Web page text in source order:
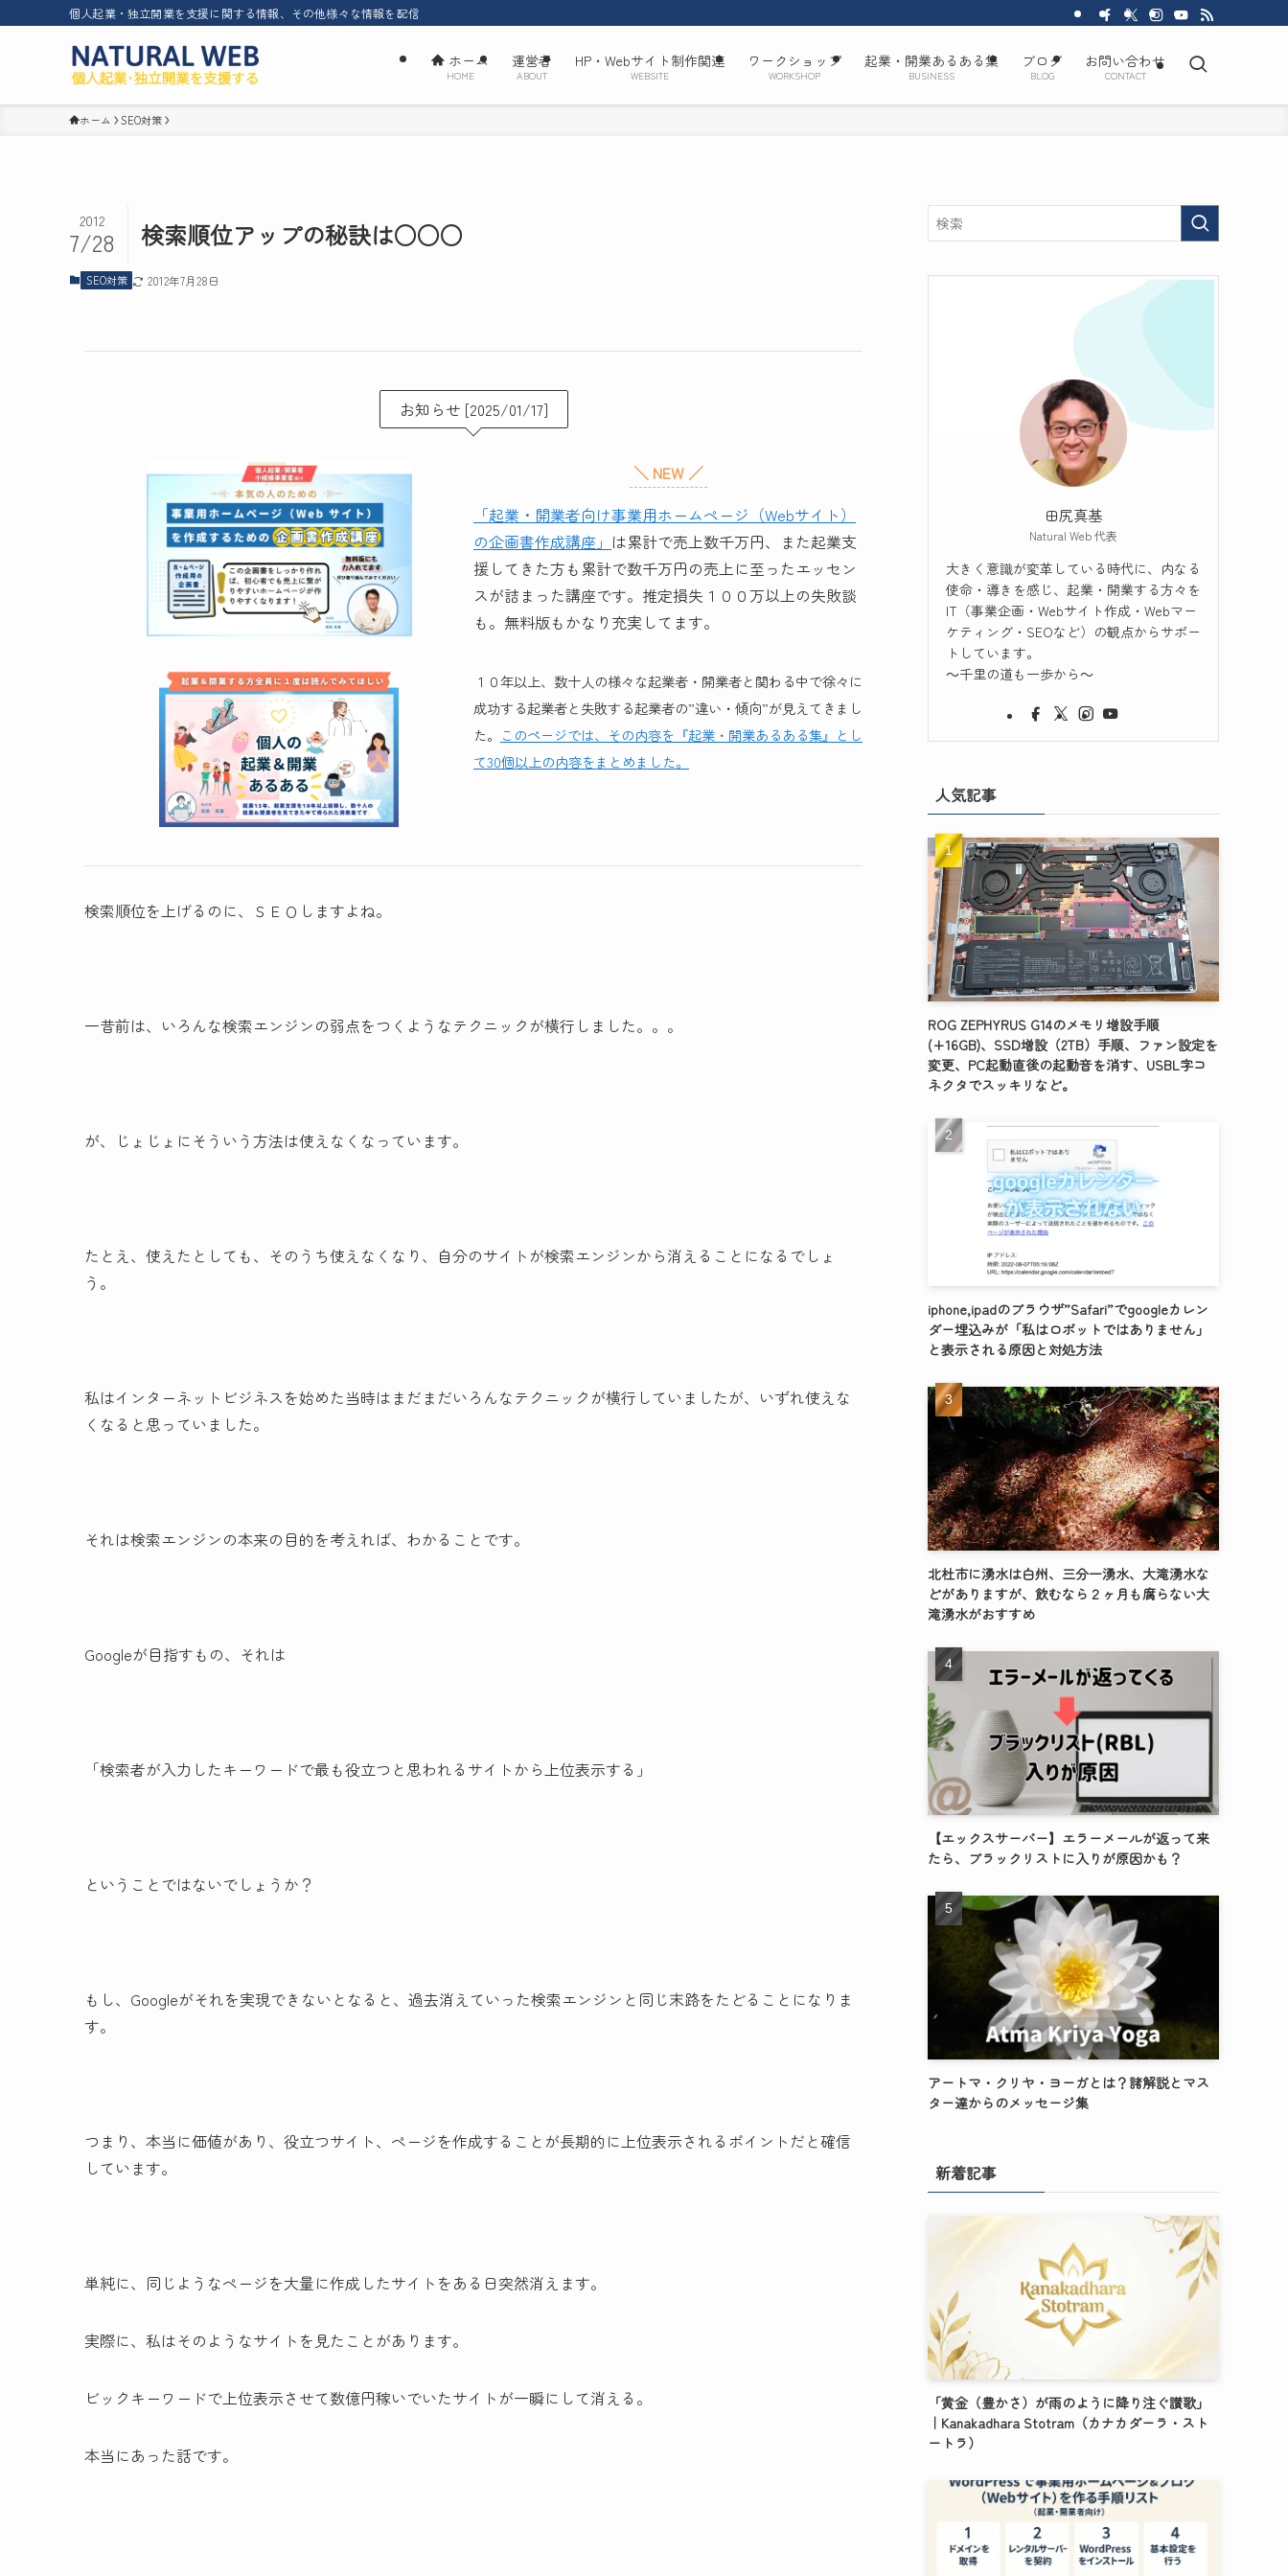
個人起業・独立開業を支援に関する情報、その他様々な情報を配信
ホーム
HOME
運営者
ABOUT
HP・Webサイト制作関連
WEBSITE
ワークショップ
WORKSHOP
起業・開業あるある集
BUSINESS
ブログ
BLOG
お問い合わせ
CONTACT
ホーム SEO対策
検索順位アップの秘訣は○○○
2012
7/28
SEO対策 2012年7月28日
お知らせ [2025/01/17]
＼ NEW ／
「起業・開業者向け事業用ホームページ（Webサイト）
の企画書作成講座」 は累計で売上数千万円、また起業支
援してきた方も累計で数千万円の売上に至ったエッセン
スが詰まった講座です。推定損失１００万以上の失敗談
も。無料版もかなり充実してます。
１０年以上、数十人の様々な起業者・開業者と関わる中で徐々に
成功する起業者と失敗する起業者の”違い・傾向”が見えてきまし
た。 このページでは、その内容を『起業・開業あるある集』とし
て30個以上の内容をまとめました。
検索順位を上げるのに、ＳＥＯしますよね。
一昔前は、いろんな検索エンジンの弱点をつくようなテクニックが横行しました。。。
が、じょじょにそういう方法は使えなくなっています。
たとえ、使えたとしても、そのうち使えなくなり、自分のサイトが検索エンジンから消えることになるでしょ
う。
私はインターネットビジネスを始めた当時はまだまだいろんなテクニックが横行していましたが、いずれ使えな
くなると思っていました。
それは検索エンジンの本来の目的を考えれば、わかることです。
Googleが目指すもの、それは
「検索者が入力したキーワードで最も役立つと思われるサイトから上位表示する」
ということではないでしょうか？
もし、Googleがそれを実現できないとなると、過去消えていった検索エンジンと同じ末路をたどることになりま
す。
つまり、本当に価値があり、役立つサイト、ページを作成することが長期的に上位表示されるポイントだと確信
しています。
単純に、同じようなページを大量に作成したサイトをある日突然消えます。
実際に、私はそのようなサイトを見たことがあります。
ビックキーワードで上位表示させて数億円稼いでいたサイトが一瞬にして消える。
本当にあった話です。
田尻真基
Natural Web 代表
大きく意識が変革している時代に、内なる
使命・導きを感じ、起業・開業する方々を
IT（事業企画・Webサイト作成・Webマー
ケティング・SEOなど）の観点からサポー
トしています。
～千里の道も一歩から～
人気記事
ROG ZEPHYRUS G14のメモリ増設手順
(+16GB)、SSD増設（2TB）手順、ファン設定を
変更、PC起動直後の起動音を消す、USBL字コ
ネクタでスッキリなど。
iphone,ipadのブラウザ”Safari”でgoogleカレン
ダー埋込みが「私はロボットではありません」
と表示される原因と対処方法
北杜市に湧水は白州、三分一湧水、大滝湧水な
どがありますが、飲むなら２ヶ月も腐らない大
滝湧水がおすすめ
【エックスサーバー】エラーメールが返って来
たら、ブラックリストに入りが原因かも？
アートマ・クリヤ・ヨーガとは？諸解説とマス
ター達からのメッセージ集
新着記事
「黄金（豊かさ）が雨のように降り注ぐ讃歌」
｜Kanakadhara Stotram（カナカダーラ・スト
ートラ）